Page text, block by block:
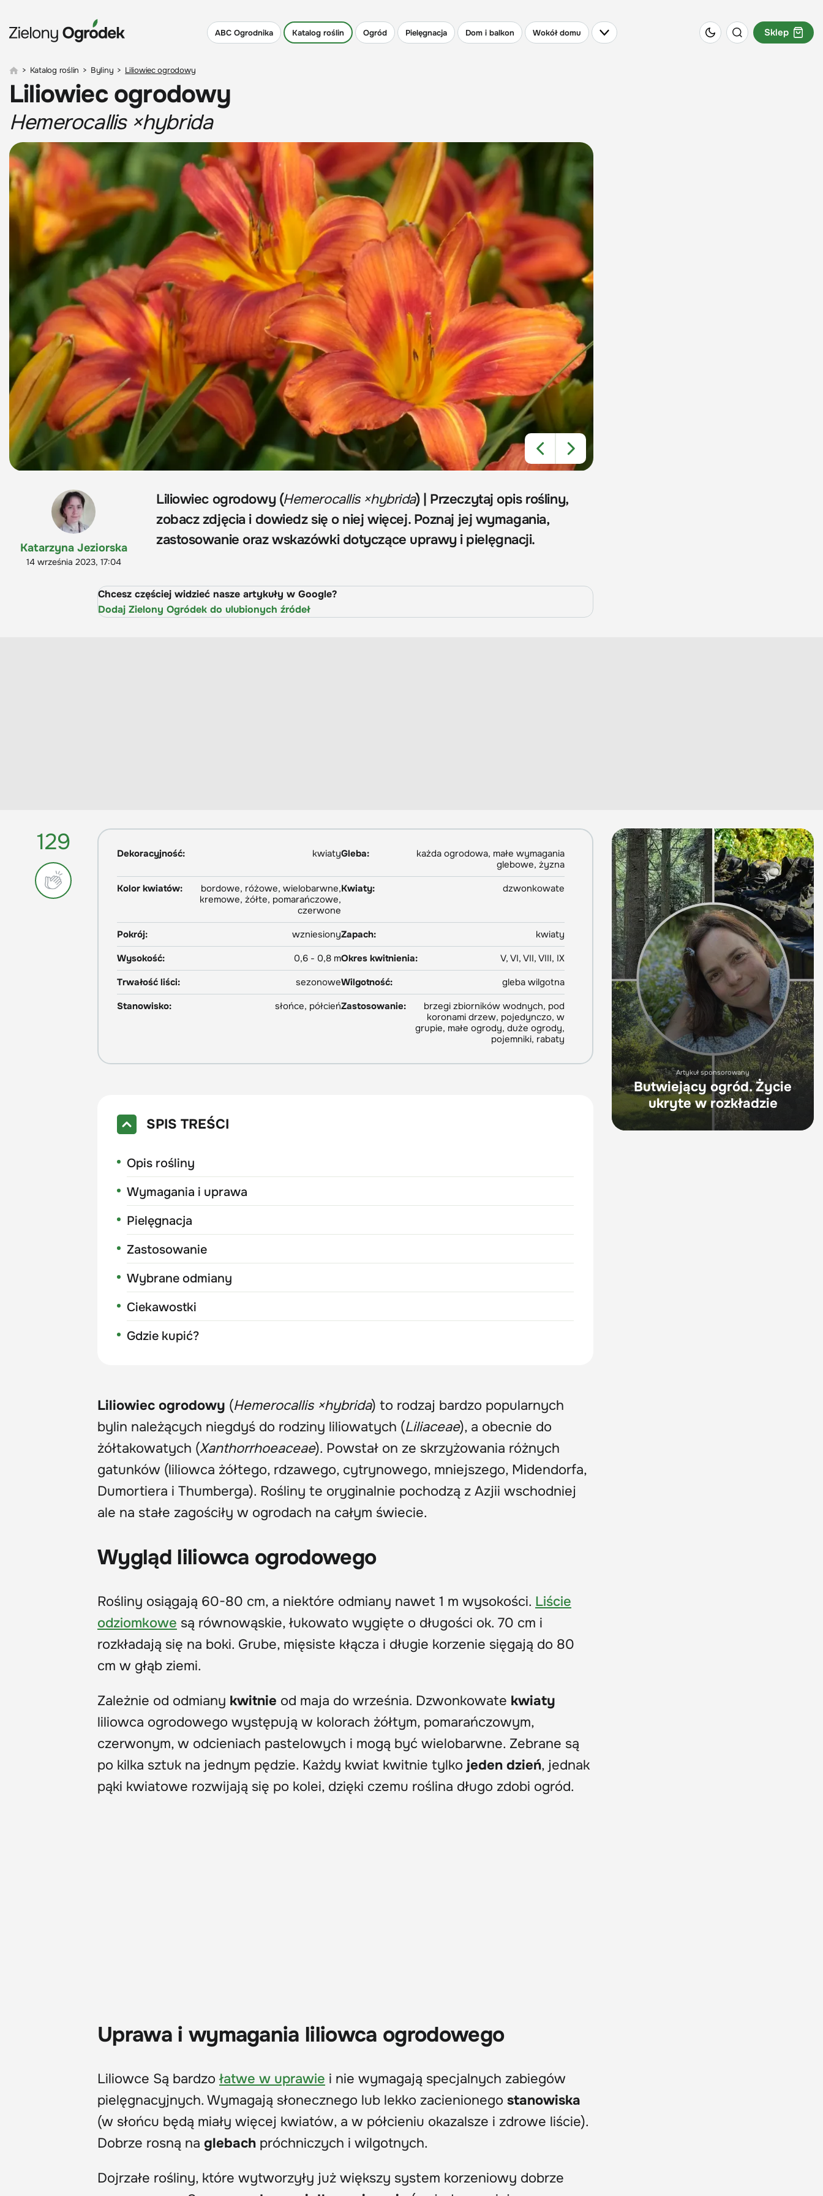
ABC Ogrodnika Katalog roślin Ogród Pielęgnacja Dom i balkon Wokół domu Sklep
> Katalog roślin > Byliny > Liliowiec ogrodowy
Liliowiec ogrodowy
Hemerocallis ×hybrida
Katarzyna Jeziorska
14 września 2023, 17:04
Liliowiec ogrodowy (Hemerocallis ×hybrida) | Przeczytaj opis rośliny,
zobacz zdjęcia i dowiedz się o niej więcej. Poznaj jej wymagania,
zastosowanie oraz wskazówki dotyczące uprawy i pielęgnacji.
Chcesz częściej widzieć nasze artykuły w Google?
Dodaj Zielony Ogródek do ulubionych źródeł
129 Dekoracyjność: kwiatyGleba:
każda ogrodowa, małe wymagania
glebowe, żyzna
Kolor kwiatów:
bordowe, różowe, wielobarwne,
kremowe, żółte, pomarańczowe,
czerwone
Kwiaty: dzwonkowate
Pokrój: wzniesionyZapach:
kwiaty
Wysokość:
0,6 - 0,8 mOkres kwitnienia:
V, VI, VII, VIII, IX
Trwałość liści:
sezonoweWilgotność:
gleba wilgotna
Stanowisko:
słońce, półcieńZastosowanie:
brzegi zbiorników wodnych, pod
koronami drzew, pojedynczo, w
grupie, małe ogrody, duże ogrody,
pojemniki, rabaty
SPIS TREŚCI
Opis rośliny
Wymagania i uprawa
Pielęgnacja
Zastosowanie
Wybrane odmiany
Ciekawostki
Gdzie kupić?
Liliowiec ogrodowy (Hemerocallis ×hybrida) to rodzaj bardzo popularnych
bylin należących niegdyś do rodziny liliowatych (Liliaceae), a obecnie do
żółtakowatych (Xanthorrhoeaceae). Powstał on ze skrzyżowania różnych
gatunków (liliowca żółtego, rdzawego, cytrynowego, mniejszego, Midendorfa,
Dumortiera i Thumberga). Rośliny te oryginalnie pochodzą z Azjii wschodniej
ale na stałe zagościły w ogrodach na całym świecie.
Wygląd liliowca ogrodowego
Rośliny osiągają 60-80 cm, a niektóre odmiany nawet 1 m wysokości. Liście
odziomkowe są równowąskie, łukowato wygięte o długości ok. 70 cm i
rozkładają się na boki. Grube, mięsiste kłącza i długie korzenie sięgają do 80
cm w głąb ziemi.
Zależnie od odmiany kwitnie od maja do września. Dzwonkowate kwiaty
liliowca ogrodowego występują w kolorach żółtym, pomarańczowym,
czerwonym, w odcieniach pastelowych i mogą być wielobarwne. Zebrane są
po kilka sztuk na jednym pędzie. Każdy kwiat kwitnie tylko jeden dzień, jednak
pąki kwiatowe rozwijają się po kolei, dzięki czemu roślina długo zdobi ogród.
Uprawa i wymagania liliowca ogrodowego
Liliowce Są bardzo łatwe w uprawie i nie wymagają specjalnych zabiegów
pielęgnacyjnych. Wymagają słonecznego lub lekko zacienionego stanowiska
(w słońcu będą miały więcej kwiatów, a w półcieniu okazalsze i zdrowe liście).
Dobrze rosną na glebach próchniczych i wilgotnych.
Dojrzałe rośliny, które wytworzyły już większy system korzeniowy dobrze
Artykuł sponsorowany
Butwiejący ogród. Życie
ukryte w rozkładzie